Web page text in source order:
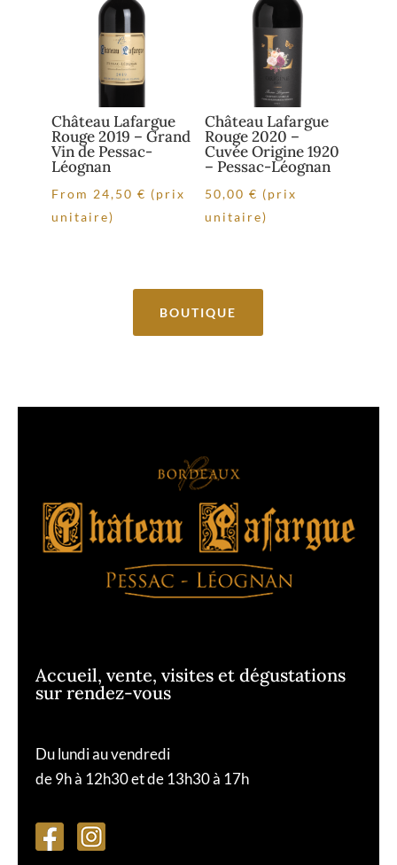
Château Lafargue
Rouge 2019 – Grand
Vin de Pessac-
Léognan
From 24,50€ (prix
unitaire)
Château Lafargue
Rouge 2020 –
Cuvée Origine 1920
– Pessac-Léognan
50,00 € (prix
unitaire)
BOUTIQUE
Accueil, vente, visites et dégustations
sur rendez-vous
Du lundi au vendredi
de 9h à 12h30 et de 13h30 à 17h